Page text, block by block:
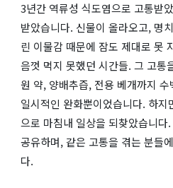
3년간 역류성 식도염으로 고통받
받았습니다. 신물이 올라오고, 명
린 이물감 때문에 잠도 제대로 못
음껏 먹지 못했던 시간들. 그 고통
원 약, 양배추즙, 전용 베개까지
일시적인 완화뿐이었습니다. 하
으로 마침내 일상을 되찾았습니다
공유하며, 같은 고통을 겪는 분들
다.